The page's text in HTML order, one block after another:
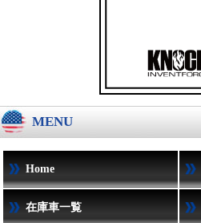
MENU
Home
在庫車一覧